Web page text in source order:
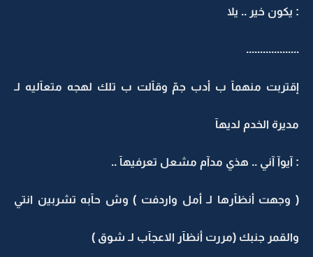
: يكون خير .. يلا
...................
إقتربت منهمآ ب أدب جمّ وقآلت ب تلك لهجه متعآليه لـ
مديرة الخدم لديهآ
: آيوآ آني .. هذي مدآم مشعل تعرفيهآ ..
( وجهت أنظآرها لـ أمل واردفت ) وش حآبه تشربين انتي
والقمر جنبك (مررت أنظآر الاعجآب لـ شوق )